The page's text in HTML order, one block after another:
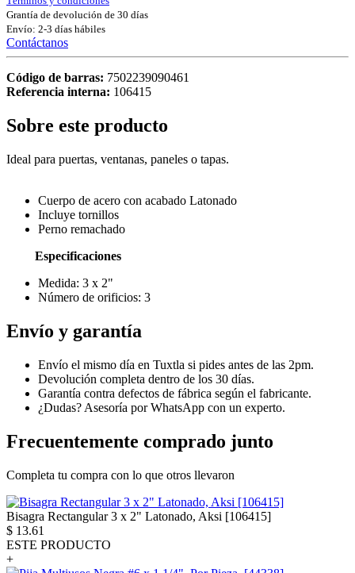
Grantía de devolución de 30 días
Envío: 2-3 días hábiles
Contáctanos
Código de barras: 7502239090461
Referencia interna: 106415
Sobre este producto
Ideal para puertas, ventanas, paneles o tapas.
Cuerpo de acero con acabado Latonado
Incluye tornillos
Perno remachado
Especificaciones
Medida: 3 x 2"
Número de orificios: 3
Envío y garantía
Envío el mismo día en Tuxtla si pides antes de las 2pm.
Devolución completa dentro de los 30 días.
Garantía contra defectos de fábrica según el fabricante.
¿Dudas? Asesoría por WhatsApp con un experto.
Frecuentemente comprado junto
Completa tu compra con lo que otros llevaron
Bisagra Rectangular 3 x 2" Latonado, Aksi [106415]
$ 13.61
ESTE PRODUCTO
+